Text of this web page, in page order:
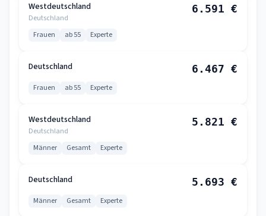
Westdeutschland
Deutschland
6.591 €
Frauen ab 55 Experte
Deutschland 6.467 €
Frauen ab 55 Experte
Westdeutschland
Deutschland
5.821 €
Männer Gesamt Experte
Deutschland 5.693 €
Männer Gesamt Experte